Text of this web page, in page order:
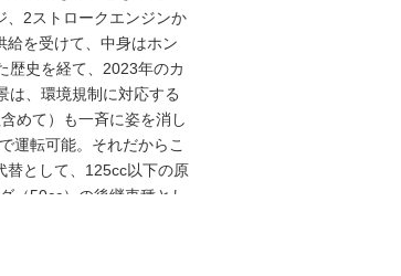
、2ストロークエンジンか
給を受けて、中身はホン
歴史を経て、2023年のカ
は、環境規制に対応する
めて）も一斉に姿を消し
運転可能。それだからこ
替として、125cc以下の原
（50cc）の後継車種とし